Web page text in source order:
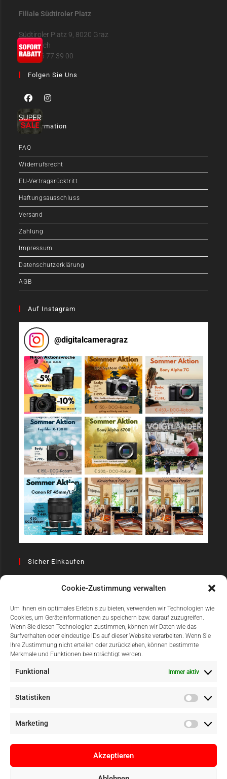
Cookie-Zustimmung verwalten
Um Ihnen ein optimales Erlebnis zu bieten, verwenden wir Technologien wie
Cookies, um Geräteinformationen zu speichern bzw. darauf zuzugreifen.
Wenn Sie diesen Technologien zustimmen, können wir Daten wie das
Surfverhalten oder eindeutige IDs auf dieser Website verarbeiten. Wenn Sie
Ihre Zustimmung nicht erteilen oder zurückziehen, können bestimmte
Merkmale und Funktionen beeinträchtigt werden.
Funktional Immer aktiv
Statistiken
Marketing
Akzeptieren
Filiale Südtiroler Platz
Südtiroler Platz 9, 8020 Graz
Österreich
+43 316 77 39 00
Folgen Sie Uns
Information
FAQ
Widerrufsrecht
EU-Vertragsrücktritt
Haftungsausschluss
Versand
Zahlung
Impressum
Datenschutzerklärung
AGB
Auf Instagram
@digitalcameragraz
Sicher Einkaufen
Einfach Online Bezahlen